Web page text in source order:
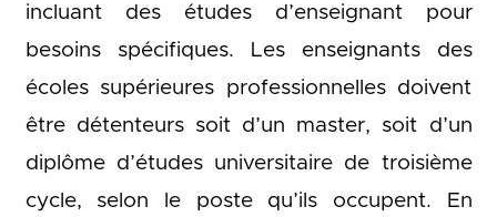
incluant des études d’enseignant pour
besoins spécifiques. Les enseignants des
écoles supérieures professionnelles doivent
être détenteurs soit d’un master, soit d’un
diplôme d’études universitaire de troisième
cycle, selon le poste qu’ils occupent. En